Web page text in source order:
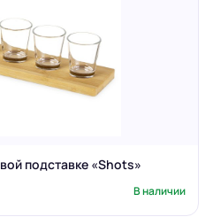
подставке «Shots»
В наличии